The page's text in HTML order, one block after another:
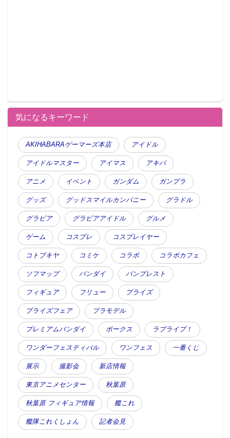
気になるキーワード
AKIHABARAゲーマーズ本店 アイドル
アイドルマスター アイマス アキバ
アニメ イベント ガンダム ガンプラ
グッズ グッドスマイルカンパニー グラドル
グラビア グラビアアイドル グルメ
ゲーム コスプレ コスプレイヤー
コトブキヤ コミケ コラボ コラボカフェ
ソフマップ バンダイ バンプレスト
フィギュア フリュー プライズ
プライズフェア プラモデル
プレミアムバンダイ ボークス ラブライブ！
ワンダーフェスティバル ワンフェス 一番くじ
展示 撮影会 新店情報
東京アニメセンター 秋葉原
秋葉原 フィギュア情報 艦これ
艦隊これくしょん 記者会見